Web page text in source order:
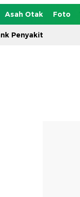
Asah Otak Foto
Penyakit